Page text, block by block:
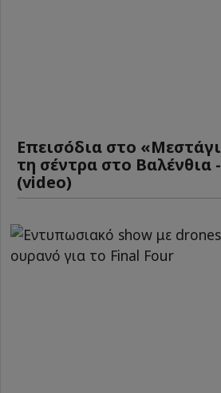
Επεισόδια στο
τη σέντρα στο
(video)